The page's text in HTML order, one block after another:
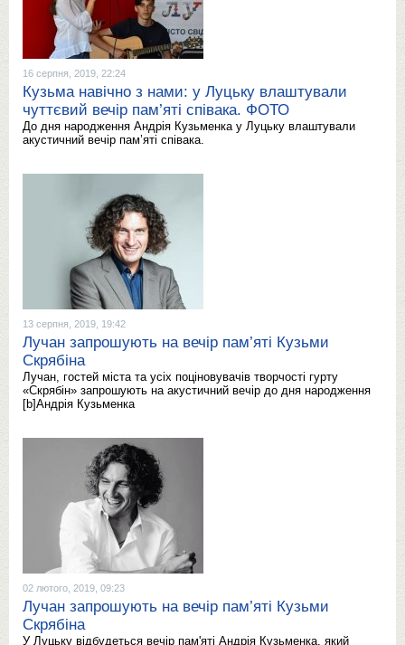
16 серпня, 2019, 22:24
Кузьма навічно з нами: у Луцьку влаштували
чуттєвий вечір пам’яті співака. ФОТО
До дня народження Андрія Кузьменка у Луцьку влаштували
акустичний вечір пам’яті співака.
13 серпня, 2019, 19:42
Лучан запрошують на вечір пам’яті Кузьми
Скрябіна
Лучан, гостей міста та усіх поціновувачів творчості гурту
«Скрябін» запрошують на акустичний вечір до дня народження
[b]Андрія Кузьменка
02 лютого, 2019, 09:23
Лучан запрошують на вечір пам’яті Кузьми
Скрябіна
У Луцьку відбудеться вечір пам'яті Андрія Кузьменка, який